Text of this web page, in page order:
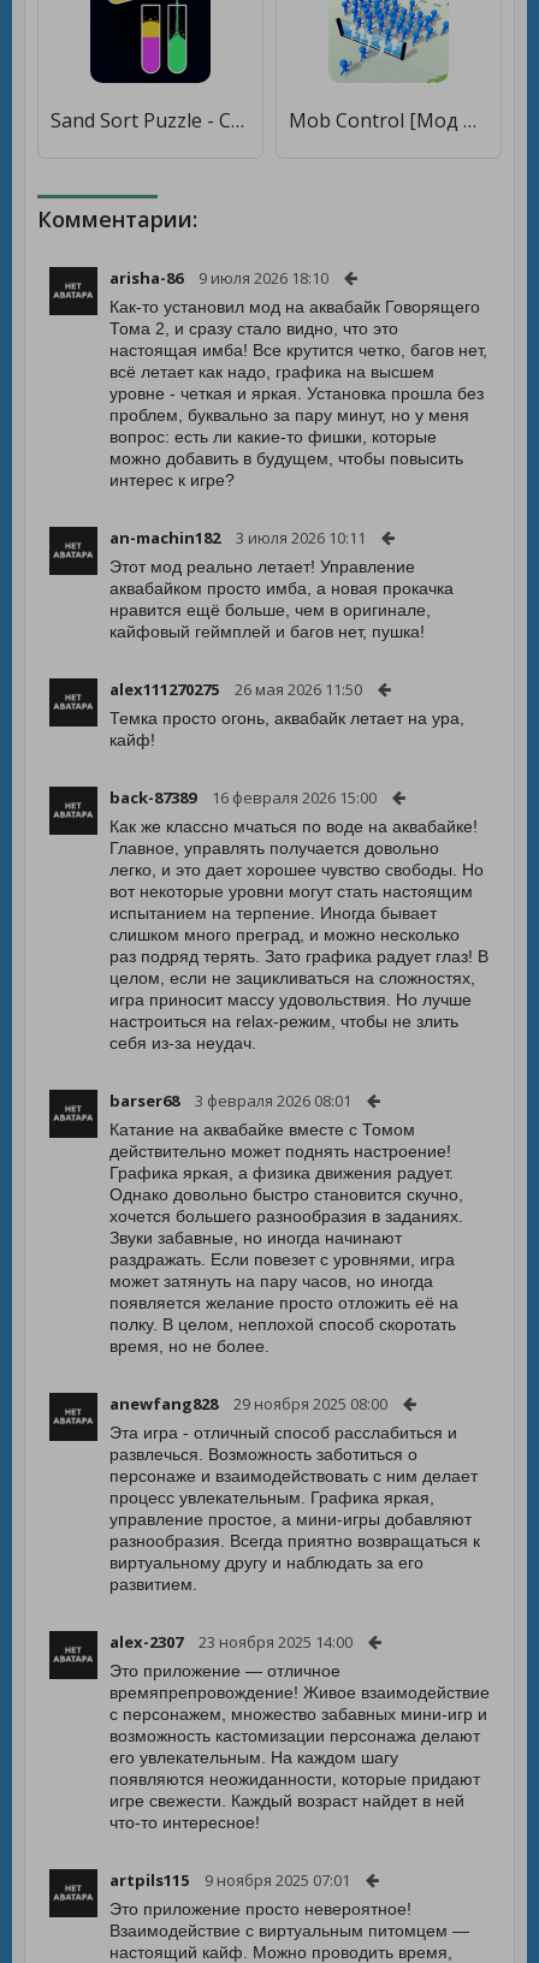
Sand Sort Puzzle - Color Sorting Game [Мод меню] Mob Control [Мод меню]
Комментарии:
arisha-86 9 июля 2026 18:10
Как-то установил мод на аквабайк Говорящего
Тома 2, и сразу стало видно, что это
настоящая имба! Все крутится четко, багов нет,
всё летает как надо, графика на высшем
уровне - четкая и яркая. Установка прошла без
проблем, буквально за пару минут, но у меня
вопрос: есть ли какие-то фишки, которые
можно добавить в будущем, чтобы повысить
интерес к игре?
an-machin182 3 июля 2026 10:11
Этот мод реально летает! Управление
аквабайком просто имба, а новая прокачка
нравится ещё больше, чем в оригинале,
кайфовый геймплей и багов нет, пушка!
alex111270275 26 мая 2026 11:50
Темка просто огонь, аквабайк летает на ура,
кайф!
back-87389 16 февраля 2026 15:00
Как же классно мчаться по воде на аквабайке!
Главное, управлять получается довольно
легко, и это дает хорошее чувство свободы. Но
вот некоторые уровни могут стать настоящим
испытанием на терпение. Иногда бывает
слишком много преград, и можно несколько
раз подряд терять. Зато графика радует глаз! В
целом, если не зацикливаться на сложностях,
игра приносит массу удовольствия. Но лучше
настроиться на relax-режим, чтобы не злить
себя из-за неудач.
barser68 3 февраля 2026 08:01
Катание на аквабайке вместе с Томом
действительно может поднять настроение!
Графика яркая, а физика движения радует.
Однако довольно быстро становится скучно,
хочется большего разнообразия в заданиях.
Звуки забавные, но иногда начинают
раздражать. Если повезет с уровнями, игра
может затянуть на пару часов, но иногда
появляется желание просто отложить её на
полку. В целом, неплохой способ скоротать
время, но не более.
anewfang828 29 ноября 2025 08:00
Эта игра - отличный способ расслабиться и
развлечься. Возможность заботиться о
персонаже и взаимодействовать с ним делает
процесс увлекательным. Графика яркая,
управление простое, а мини-игры добавляют
разнообразия. Всегда приятно возвращаться к
виртуальному другу и наблюдать за его
развитием.
alex-2307 23 ноября 2025 14:00
Это приложение — отличное
времяпрепровождение! Живое взаимодействие
с персонажем, множество забавных мини-игр и
возможность кастомизации персонажа делают
его увлекательным. На каждом шагу
появляются неожиданности, которые придают
игре свежести. Каждый возраст найдет в ней
что-то интересное!
artpils115 9 ноября 2025 07:01
Это приложение просто невероятное!
Взаимодействие с виртуальным питомцем —
настоящий кайф. Можно проводить время,